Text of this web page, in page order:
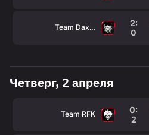
Team Daxak
2:
0
Четверг, 2 апреля
Team RFK
0:
2